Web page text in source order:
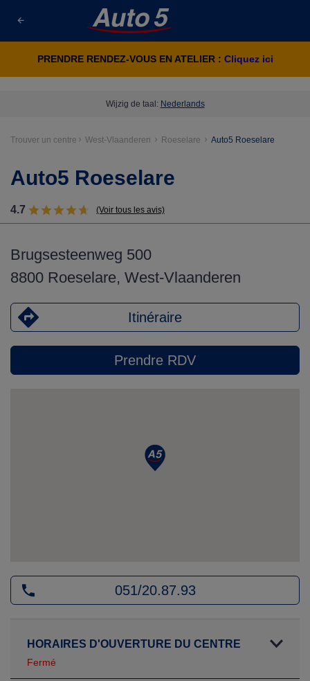
PRENDRE RENDEZ-VOUS EN ATELIER : Cliquez ici
Trouver un centre West-Vlaanderen Roeselare Auto5 Roeselare
Wijzig de taal: Nederlands
Auto5 Roeselare
4.7 (Voir tous les avis)
Brugsesteenweg 500
8800 Roeselare, West-Vlaanderen
Itinéraire
Prendre RDV
051/20.87.93
HORAIRES D'OUVERTURE DU CENTRE
Fermé